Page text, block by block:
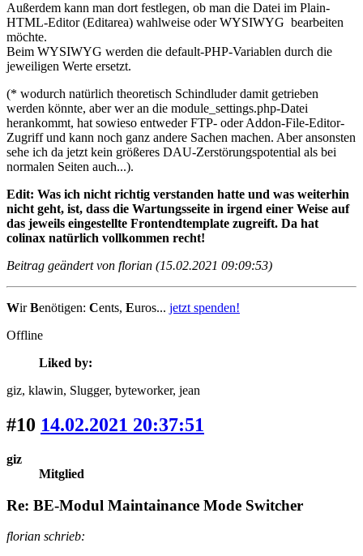
Außerdem kann man dort festlegen, ob man die Datei im Plain-
HTML-Editor (Editarea) wahlweise oder WYSIWYG bearbeiten
möchte.
Beim WYSIWYG werden die default-PHP-Variablen durch die
jeweiligen Werte ersetzt.
(* wodurch natürlich theoretisch Schindluder damit getrieben
werden könnte, aber wer an die module_settings.php-Datei
herankommt, hat sowieso entweder FTP- oder Addon-File-Editor-
Zugriff und kann noch ganz andere Sachen machen. Aber ansonsten
sehe ich da jetzt kein größeres DAU-Zerstörungspotential als bei
normalen Seiten auch...).
Edit: Was ich nicht richtig verstanden hatte und was weiterhin
nicht geht, ist, dass die Wartungsseite in irgend einer Weise auf
das jeweils eingestellte Frontendtemplate zugreift. Da hat
colinax natürlich vollkommen recht!
Beitrag geändert von florian (15.02.2021 09:09:53)
WirBenötigen: Cents, Euros... jetzt spenden!
Offline
Liked by:
giz, klawin, Slugger, byteworker, jean
#10 14.02.2021 20:37:51
giz
Mitglied
Re: BE-Modul Maintainance Mode Switcher
florian schrieb: